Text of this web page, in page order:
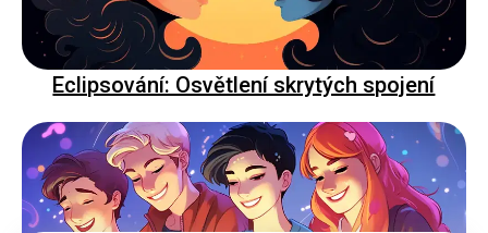
Eclipsování: Osvětlení skrytých spojení